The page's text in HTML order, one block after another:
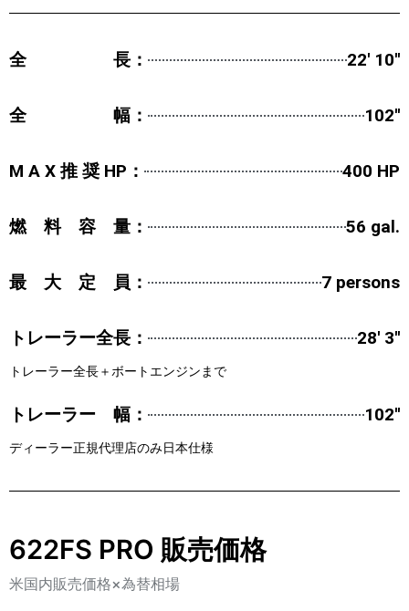
全 長： 22' 10''
全 幅： 102''
M A X 推 奨 HP： 400 HP
燃 料 容 量： 56 gal.
最 大 定 員： 7 persons
トレーラー全長： 28' 3''
トレーラー全長＋ボートエンジンまで
トレーラー 幅： 102''
ディーラー正規代理店のみ日本仕様
622FS PRO 販売価格
米国内販売価格×為替相場